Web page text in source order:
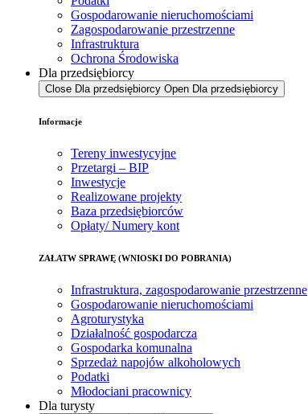
Gospodarowanie nieruchomościami
Zagospodarowanie przestrzenne
Infrastruktura
Ochrona Środowiska
Dla przedsiębiorcy
Close Dla przedsiębiorcy Open Dla przedsiębiorcy
Informacje
Tereny inwestycyjne
Przetargi – BIP
Inwestycje
Realizowane projekty
Baza przedsiębiorców
Opłaty/ Numery kont
ZAŁATW SPRAWĘ (WNIOSKI DO POBRANIA)
Infrastruktura, zagospodarowanie przestrzenne
Gospodarowanie nieruchomościami
Agroturystyka
Działalność gospodarcza
Gospodarka komunalna
Sprzedaż napojów alkoholowych
Podatki
Młodociani pracownicy
Dla turysty